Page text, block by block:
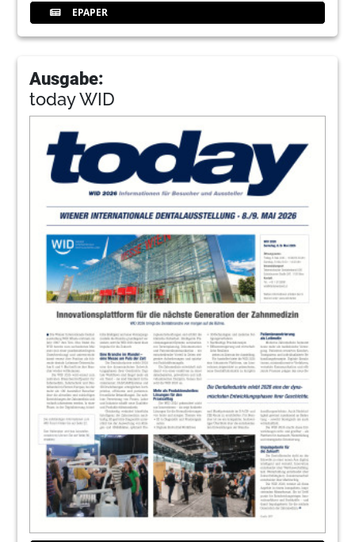
EPAPER
Ausgabe:
today WID